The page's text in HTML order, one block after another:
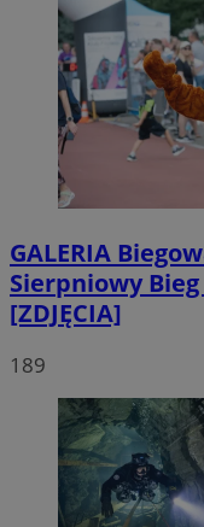
GALERIA
Sierpniowy
[ZDJĘCIA]
189